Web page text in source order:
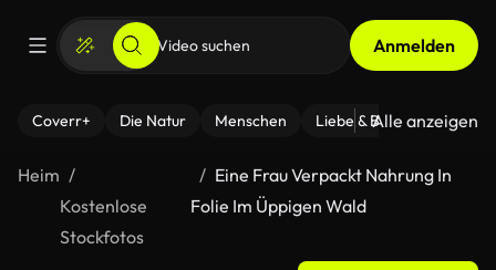
Anmelden
Coverr+ Die Natur Menschen Liebe & Beziehungen
Alle anzeigen
Heim
Kostenlose
Stockfotos
Eine Frau Verpackt Nahrung In
Folie Im Üppigen Wald